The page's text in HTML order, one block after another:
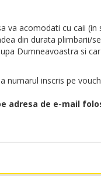
va acomodati cu caii (in
din durata plimbarii/
Dumneavoastra si
numarul inscris pe
adresa de e-mail